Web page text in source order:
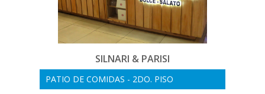
SILNARI & PARISI
PATIO DE COMIDAS - 2DO. PISO